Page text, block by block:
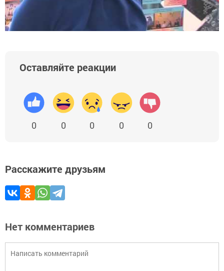
Оставляйте реакции
0 0 0 0 0
Расскажите друзьям
Нет комментариев